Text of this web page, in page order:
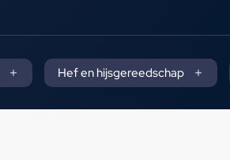
Hef en hijsgereedschap